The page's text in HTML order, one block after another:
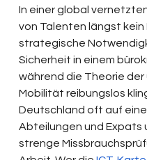
In einer global
von Talenten längst kein
strategische
Sicherheit in einem
während die Theorie
Mobilität reibungslos
Deutschland oft auf eine
Abteilungen und
strenge